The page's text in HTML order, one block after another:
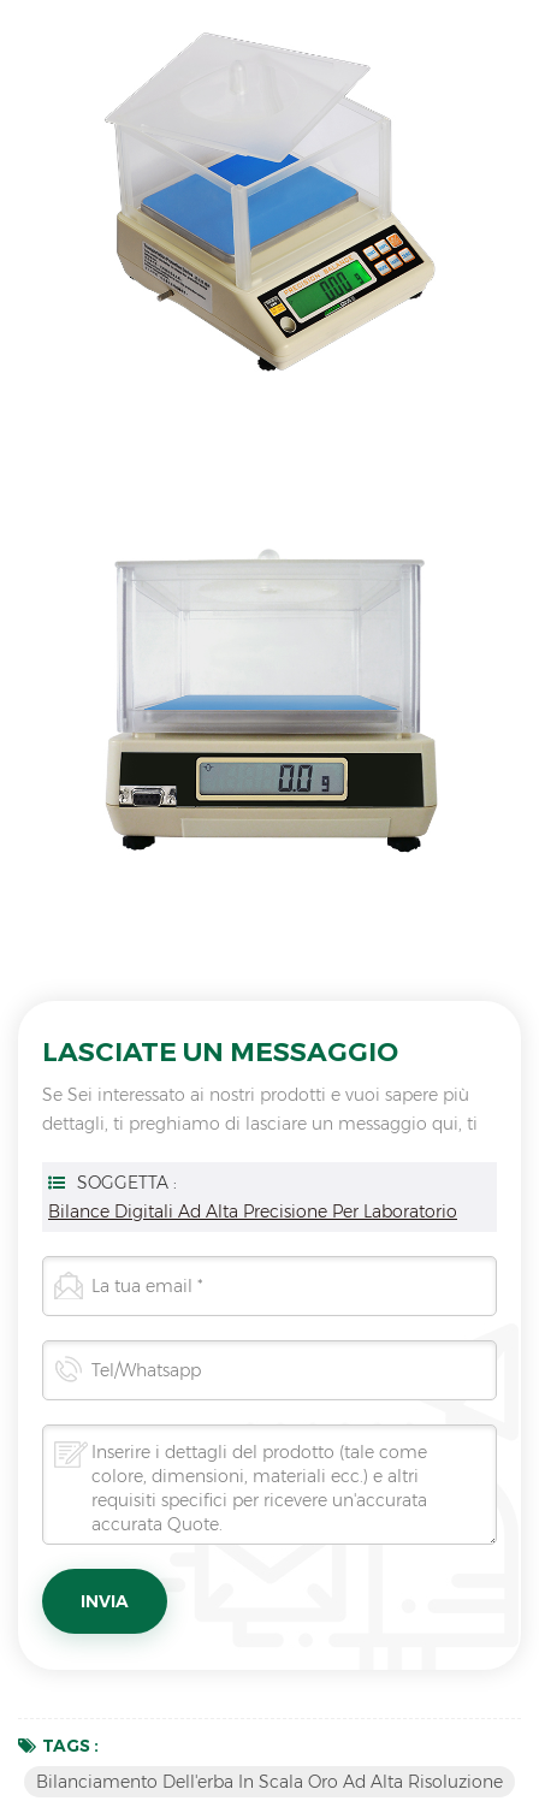
LASCIATE UN MESSAGGIO
Se Sei interessato ai nostri prodotti e vuoi sapere più
dettagli, ti preghiamo di lasciare un messaggio qui, ti
SOGGETTA :
Bilance Digitali Ad Alta Precisione Per Laboratorio
TAGS :
Bilanciamento Dell'erba In Scala Oro Ad Alta Risoluzione